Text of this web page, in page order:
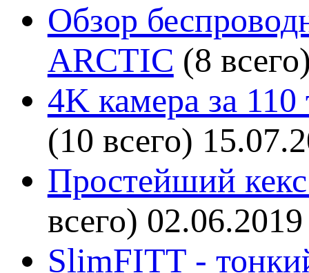
Обзор
ARCTIC (8
4K камера за
(10 всего)
Простейший кекс
всего) 02.06.2019
SlimFITT -